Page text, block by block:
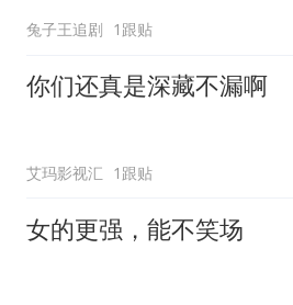
兔子王追剧 1跟贴
你们还真是深藏不漏啊
艾玛影视汇 1跟贴
女的更强，能不笑场